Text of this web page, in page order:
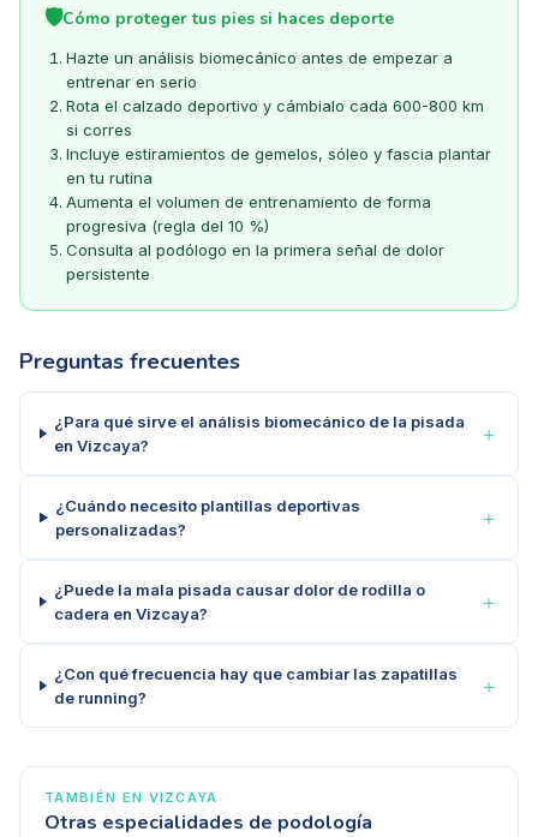
🛡️Cómo proteger tus pies si haces deporte
Hazte un análisis biomecánico antes de empezar a
entrenar en serio
Rota el calzado deportivo y cámbialo cada 600-800 km
si corres
Incluye estiramientos de gemelos, sóleo y fascia plantar
en tu rutina
Aumenta el volumen de entrenamiento de forma
progresiva (regla del 10 %)
Consulta al podólogo en la primera señal de dolor
persistente
Preguntas frecuentes
¿Para qué sirve el análisis biomecánico de la pisada
en Vizcaya?
＋
¿Cuándo necesito plantillas deportivas
personalizadas?
＋
¿Puede la mala pisada causar dolor de rodilla o
cadera en Vizcaya?
＋
¿Con qué frecuencia hay que cambiar las zapatillas
de running?
＋
TAMBIÉN EN VIZCAYA
Otras especialidades de podología